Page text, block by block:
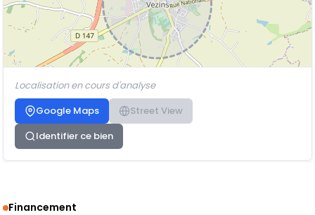
Localisation en cours d'analyse
Google Maps
Street View
Identifier ce bien
Financement